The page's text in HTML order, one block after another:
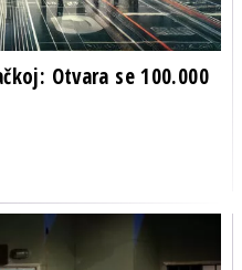
Otvara se 100.000